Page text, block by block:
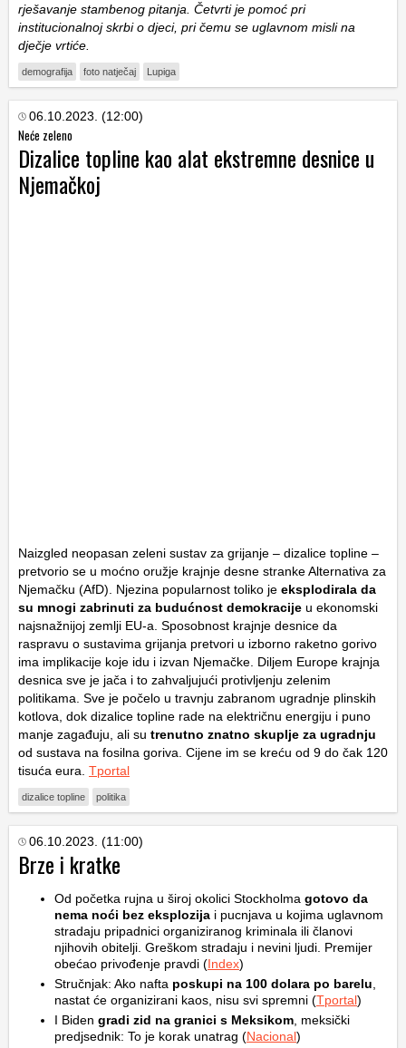
rješavanje stambenog pitanja. Četvrti je pomoć pri
institucionalnoj skrbi o djeci, pri čemu se uglavnom misli na
dječje vrtiće.
demografija foto natječaj Lupiga
06.10.2023. (12:00)
Neće zeleno
Dizalice topline kao alat ekstremne desnice u
Njemačkoj
Naizgled neopasan zeleni sustav za grijanje – dizalice topline –
pretvorio se u moćno oružje krajnje desne stranke Alternativa za
Njemačku (AfD). Njezina popularnost toliko je eksplodirala da
su mnogi zabrinuti za budućnost demokracije u ekonomski
najsnažnijoj zemlji EU-a. Sposobnost krajnje desnice da
raspravu o sustavima grijanja pretvori u izborno raketno gorivo
ima implikacije koje idu i izvan Njemačke. Diljem Europe krajnja
desnica sve je jača i to zahvaljujući protivljenju zelenim
politikama. Sve je počelo u travnju zabranom ugradnje plinskih
kotlova, dok dizalice topline rade na električnu energiju i puno
manje zagađuju, ali su trenutno znatno skuplje za ugradnju
od sustava na fosilna goriva. Cijene im se kreću od 9 do čak 120
tisuća eura. Tportal
dizalice topline politika
06.10.2023. (11:00)
Brze i kratke
Od početka rujna u široj okolici Stockholma gotovo da
nema noći bez eksplozija i pucnjava u kojima uglavnom
stradaju pripadnici organiziranog kriminala ili članovi
njihovih obitelji. Greškom stradaju i nevini ljudi. Premijer
obećao privođenje pravdi (Index)
Stručnjak: Ako nafta poskupi na 100 dolara po barelu,
nastat će organizirani kaos, nisu svi spremni (Tportal)
I Biden gradi zid na granici s Meksikom, meksički
predjsednik: To je korak unatrag (Nacional)